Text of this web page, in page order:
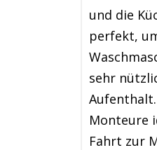
und die
perfekt,
sehr
Monteure
Fahrt zur